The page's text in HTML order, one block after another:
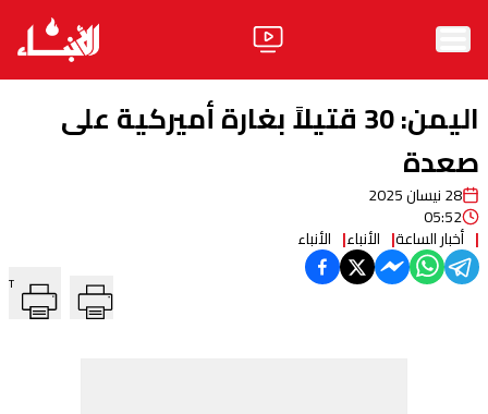
آراء
فيديو
مواقف
اليمن: 30 قتيلاً بغارة أميركية على
صعدة
28 نيسان 2025
05:52
أخبار الساعة الأنباء الأنباء
T